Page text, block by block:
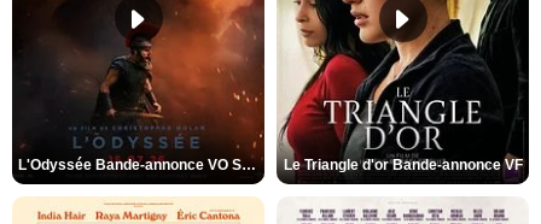
L'Odyssée Bande-annonce VO STFR Le Triangle d'or Bande-annonce VF